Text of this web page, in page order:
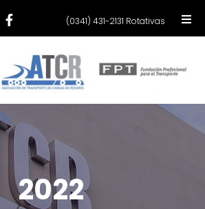
(0341) 431-2131 Rotativas
2022